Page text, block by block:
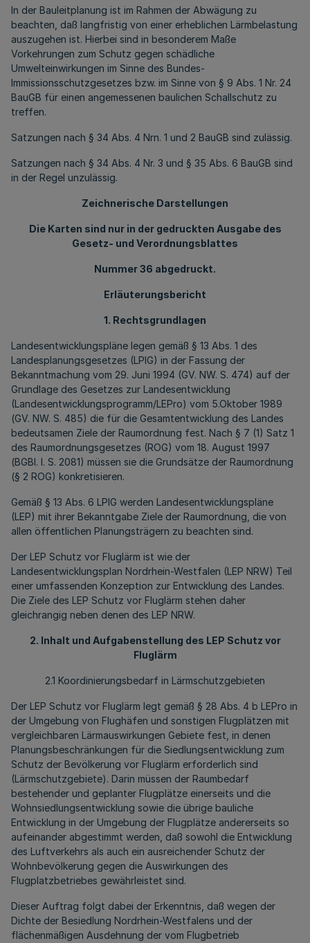
In der Bauleitplanung ist im Rahmen der Abwägung zu
beachten, daß langfristig von einer erheblichen Lärmbelastung
auszugehen ist. Hierbei sind in besonderem Maße
Vorkehrungen zum Schutz gegen schädliche
Umwelteinwirkungen im Sinne des Bundes-
Immissionsschutzgesetzes bzw. im Sinne von § 9 Abs. 1 Nr. 24
BauGB für einen angemessenen baulichen Schallschutz zu
treffen.
Satzungen nach § 34 Abs. 4 Nrn. 1 und 2 BauGB sind zulässig.
Satzungen nach § 34 Abs. 4 Nr. 3 und § 35 Abs. 6 BauGB sind
in der Regel unzulässig.
Zeichnerische Darstellungen
Die Karten sind nur in der gedruckten Ausgabe des
Gesetz- und Verordnungsblattes
Nummer 36 abgedruckt.
Erläuterungsbericht
1. Rechtsgrundlagen
Landesentwicklungspläne legen gemäß § 13 Abs. 1 des
Landesplanungsgesetzes (LPIG) in der Fassung der
Bekanntmachung vom 29. Juni 1994 (GV. NW. S. 474) auf der
Grundlage des Gesetzes zur Landesentwicklung
(Landesentwicklungsprogramm/LEPro) vom 5.Oktober 1989
(GV. NW. S. 485) die für die Gesamtentwicklung des Landes
bedeutsamen Ziele der Raumordnung fest. Nach § 7 (1) Satz 1
des Raumordnungsgesetzes (ROG) vom 18. August 1997
(BGBl. I. S. 2081) müssen sie die Grundsätze der Raumordnung
(§ 2 ROG) konkretisieren.
Gemäß § 13 Abs. 6 LPIG werden Landesentwicklungspläne
(LEP) mit ihrer Bekanntgabe Ziele der Raumordnung, die von
allen öffentlichen Planungsträgern zu beachten sind.
Der LEP Schutz vor Fluglärm ist wie der
Landesentwicklungsplan Nordrhein-Westfalen (LEP NRW) Teil
einer umfassenden Konzeption zur Entwicklung des Landes.
Die Ziele des LEP Schutz vor Fluglärm stehen daher
gleichrangig neben denen des LEP NRW.
2. Inhalt und Aufgabenstellung des LEP Schutz vor
Fluglärm
2.1 Koordinierungsbedarf in Lärmschutzgebieten
Der LEP Schutz vor Fluglärm legt gemäß § 28 Abs. 4 b LEPro in
der Umgebung von Flughäfen und sonstigen Flugplätzen mit
vergleichbaren Lärmauswirkungen Gebiete fest, in denen
Planungsbeschränkungen für die Siedlungsentwicklung zum
Schutz der Bevölkerung vor Fluglärm erforderlich sind
(Lärmschutzgebiete). Darin müssen der Raumbedarf
bestehender und geplanter Flugplätze einerseits und die
Wohnsiedlungsentwicklung sowie die übrige bauliche
Entwicklung in der Umgebung der Flugplätze andererseits so
aufeinander abgestimmt werden, daß sowohl die Entwicklung
des Luftverkehrs als auch ein ausreichender Schutz der
Wohnbevölkerung gegen die Auswirkungen des
Flugplatzbetriebes gewährleistet sind.
Dieser Auftrag folgt dabei der Erkenntnis, daß wegen der
Dichte der Besiedlung Nordrhein-Westfalens und der
flächenmäßigen Ausdehnung der vom Flugbetrieb